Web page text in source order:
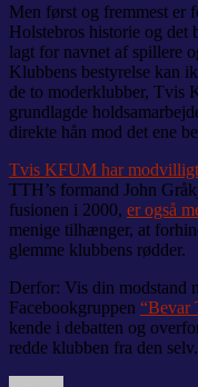
Men først og fremmest er
Holstebros historie og det
lagt for navnet af spillere
Klubbens bestyrelse kan
de to moderklubber, Tvis
grundlagde
direkte hån mod det ene
Tvis KFUM har modvilligt
TTH’s formand John
fusionen i 2000, er også
menige tilhænger, at
glemme klubbens rødder.
Derfor: Vis din modstand
Facebookgruppen “Bevar
kende i debatten og
redde klubben fra den selv.